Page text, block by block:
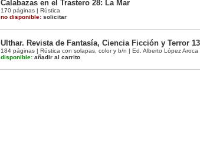
Calabazas en el Trastero 28: La Mar
170 páginas | Rústica
no disponible: solicitar
Ulthar. Revista de Fantasía, Ciencia Ficción y Terror 13
184 páginas | Rústica con solapas, color y b/n | Ed. Alberto López Aroca
disponible: añadir al carrito